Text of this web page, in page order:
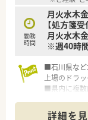
勤務
時間
月火水木
【処方箋受
月火水木
※週40時
■石川県など
上場のドラッ
■県内に複数
詳細を